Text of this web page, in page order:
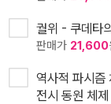
궐위 - 쿠데타
판매가 21,600
역사적 파시즘
전시 동원 체제